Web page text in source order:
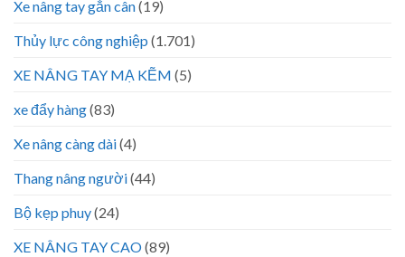
Xe nâng tay gắn cân(19)
Thủy lực công nghiệp (1.701)
XE NÂNG TAY MẠ KẼM (5)
xe đẩy hàng(83)
Xe nâng càng dài(4)
Thang nâng người(44)
Bộ kẹp phuy(24)
XE NÂNG TAY CAO(89)